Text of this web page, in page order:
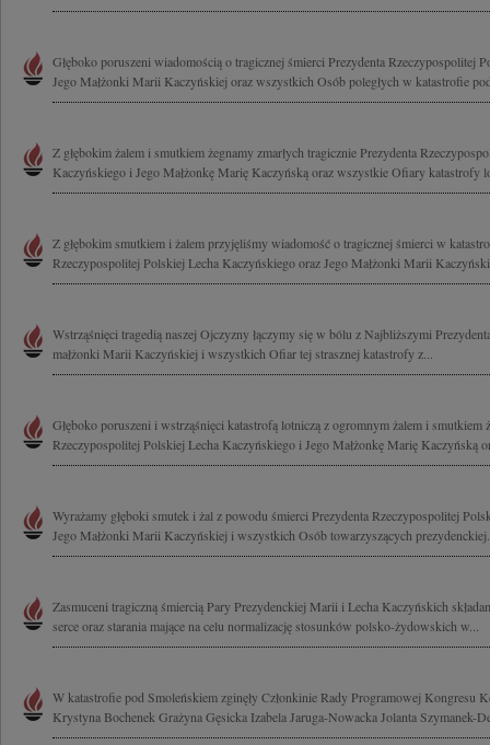
Głęboko poruszeni wiadomością o tragicznej śmierci Prezydenta Rzeczypospolitej
Jego Małżonki Marii Kaczyńskiej oraz wszystkich Osób poległych w katastrofie
Z głębokim żalem i smutkiem żegnamy zmarłych tragicznie Prezydenta
Kaczyńskiego i Jego Małżonkę Marię Kaczyńską oraz wszystkie Ofiary katastrofy
Z głębokim smutkiem i żalem przyjęliśmy wiadomość o tragicznej śmierci w
Rzeczypospolitej Polskiej Lecha Kaczyńskiego oraz Jego Małżonki Marii
Wstrząśnięci tragedią naszej Ojczyzny łączymy się w bólu z Najbliższymi
małżonki Marii Kaczyńskiej i wszystkich Ofiar tej strasznej katastrofy z...
Głęboko poruszeni i wstrząśnięci katastrofą lotniczą z ogromnym żalem i smutkiem
Rzeczypospolitej Polskiej Lecha Kaczyńskiego i Jego Małżonkę Marię Kaczyńską
Wyrażamy głęboki smutek i żal z powodu śmierci Prezydenta Rzeczypospolitej
Jego Małżonki Marii Kaczyńskiej i wszystkich Osób towarzyszących
Zasmuceni tragiczną śmiercią Pary Prezydenckiej Marii i Lecha Kaczyńskich
serce oraz starania mające na celu normalizację stosunków polsko-żydowskich w...
W katastrofie pod Smoleńskiem zginęły Członkinie Rady Programowej Kongresu
Krystyna Bochenek Grażyna Gęsicka Izabela Jaruga-Nowacka Jolanta Szymanek-